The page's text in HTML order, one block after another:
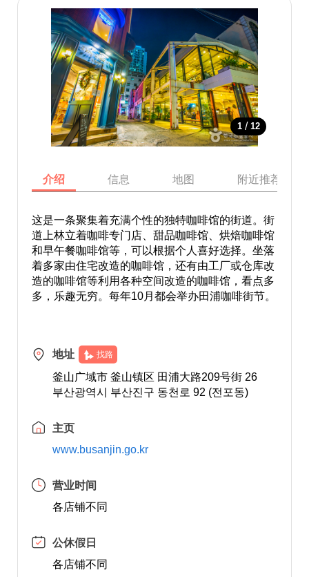
1 / 12
介绍 信息 地图 附近推荐景点
这是一条聚集着充满个性的独特咖啡馆的街道。街
道上林立着咖啡专门店、甜品咖啡馆、烘焙咖啡馆
和早午餐咖啡馆等，可以根据个人喜好选择。坐落
着多家由住宅改造的咖啡馆，还有由工厂或仓库改
造的咖啡馆等利用各种空间改造的咖啡馆，看点多
多，乐趣无穷。每年10月都会举办田浦咖啡街节。
地址 找路
釜山广域市 釜山镇区 田浦大路209号街 26
부산광역시 부산진구 동천로 92 (전포동)
主页
www.busanjin.go.kr
营业时间
各店铺不同
公休假日
各店铺不同